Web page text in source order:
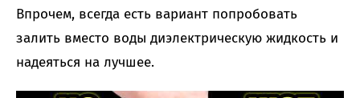
Впрочем, всегда есть вариант попробовать
залить вместо воды диэлектрическую жидкость и
надеяться на лучшее.